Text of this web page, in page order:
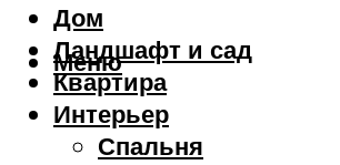
Дом
Ландшафт и сад
Квартира
Интерьер
Спальня
Меню